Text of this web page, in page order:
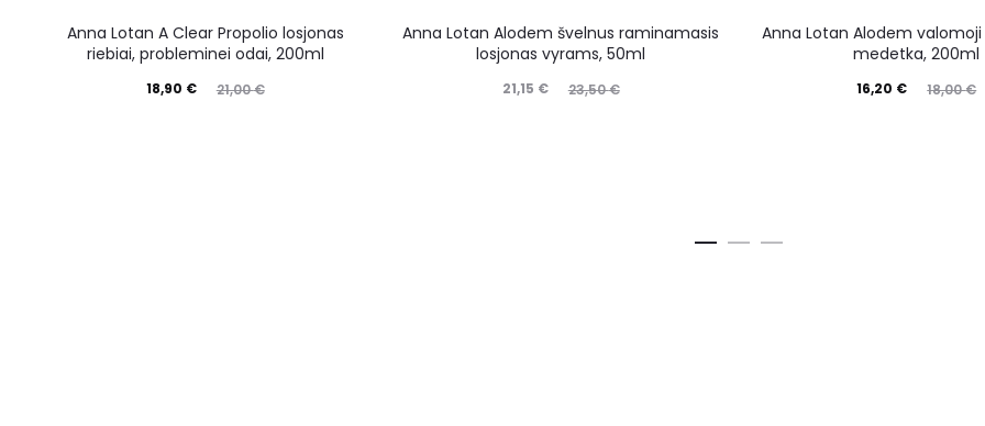
Anna Lotan A Clear Propolio losjonas
riebiai, probleminei odai, 200ml
21,00€
18,90 €
Anna Lotan Alodem švelnus raminamasis
losjonas vyrams, 50ml
23,50€
21,15 €
Anna Lotan Alodem
medetka, 200ml
18,00€
16,20 €